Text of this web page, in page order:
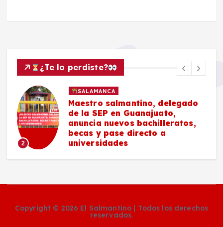
¿Te lo perdiste?
2
SALAMANCA
Maestro salmantino, delegado
de la SEP en Guanajuato,
anuncia nuevos bachilleratos,
becas y pase directo a
universidades
Copyright © 2026 El Salmantino | Todos los derechos
reservados.